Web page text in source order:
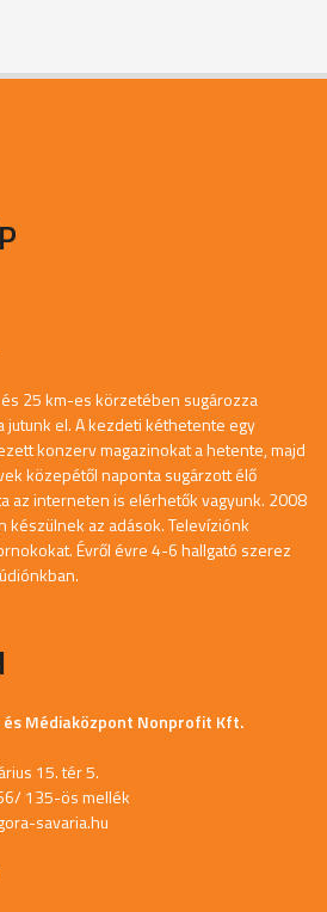
25 km-es körzetében sugározza
jutunk el. A kezdeti kéthetente egy
konzerv magazinokat a hetente, majd
közepétől naponta sugárzott élő
az interneten is elérhetők vagyunk. 2008
az adások. Televíziónk
Évről évre 4-6 hallgató szerez
és Médiaközpont Nonprofit Kft.
15. tér 5.
135-ös mellék
savaria.hu